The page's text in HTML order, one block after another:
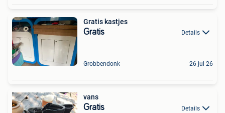
Gratis kastjes
Gratis Details
Grobbendonk 26 jul 26
vans
Gratis Details